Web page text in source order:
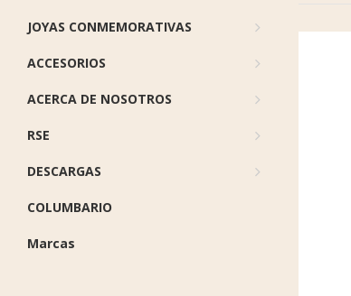
JOYAS CONMEMORATIVAS
ACCESORIOS
ACERCA DE NOSOTROS
RSE
DESCARGAS
COLUMBARIO
Marcas